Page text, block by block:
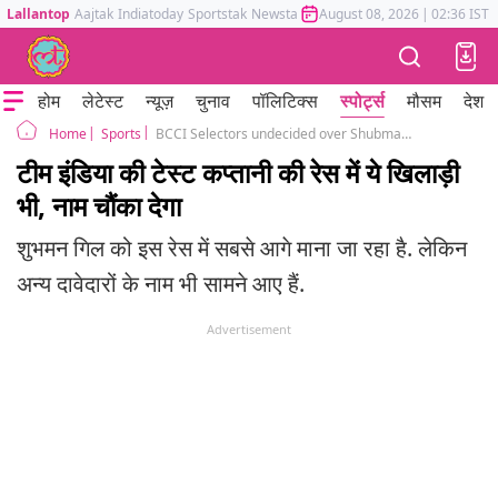
Lallantop Aajtak Indiatoday Sportstak Newstak Mumbai Tak Astrotak
August 08, 2026 | 02:36 IST
होम लेटेस्ट न्यूज़ चुनाव पॉलिटिक्स स्पोर्ट्स मौसम देश
Home Sports BCCI Selectors undecided over Shubman Gill and Rishabh Pant test captaincy ind vs eng
टीम इंडिया की टेस्ट कप्तानी की रेस में ये खिलाड़ी
भी, नाम चौंका देगा
शुभमन गिल को इस रेस में सबसे आगे माना जा रहा है. लेकिन
अन्य दावेदारों के नाम भी सामने आए हैं.
Advertisement